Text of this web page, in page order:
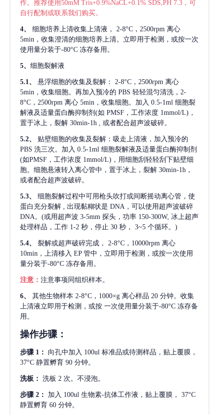
作。推荐使用50mM Tris+0.9%NaCL+0.1% SDS,PH 7.3，可
自行配制或联系我们购买。
4、 细胞培养上清收集上清液，
2-8°C，2500rpm 离心
5min，收集澄清的细胞培养上清。立即用于检测，或按一次
使用量分装于-80°C 冻存备用。
5、 细胞裂解液
5.1、 悬浮细胞的收集及裂解：
2-8°C，2500rpm 离心
5min，收集细胞。再加入预冷的 PBS 轻轻混匀清洗，2-
8°C，2500rpm 离心 5min，收集细胞。加入 0.5-1ml 细胞裂
解液及适量蛋白酶抑制剂(如 PMSF，工作浓度 1mmol/L)，
置于冰上，裂解 30min-1h , 或者配合超声波破碎。
5.2、
贴壁细胞的收集及裂解：吸走上清液，加入预冷的
PBS 洗三次。加入 0.5-1ml 细胞裂解液及适量蛋白酶抑制剂
(如PMSF，工作浓度 1mmol/L)，用细胞刮轻轻刮下贴壁细
胞。细胞悬液转入离心管中，置于冰上，裂解 30min-1h，
或者配合超声波破碎。
5.3、
细胞裂解过程中可用枪头吹打或间断摇动离心管，使
蛋白充分裂解
, 出现黏糊状是 DNA，可以使用超声波破碎
DNA。(或用超声波 3-5mm 探头，功率 150-300W, 冰上超声
处理样品，工作 1-2 秒，停止 30 秒， 3~5 个循环。)
5.4、 裂解或超声破碎完成，
2-8°C，10000rpm 离心
10min，上清移入 EP 管中，立即用于检测，或按一次使用
量分装于-80°C 冻存备用。
注意： 注意事项同组织样本。
6、 其他生物样本 2-8°C，1000×g 离心样品 20 分钟。收集
上清液立即用于检测，或按 一次使用量分装于-80°C 冻存备
用。
操作步骤：
步骤 1： 向孔中加入 100ul 标准品或待测样品，贴上覆膜，
37°C 静置孵育 90 分钟。
洗板： 洗板 2 次。不浸泡。
步骤 2： 加入 100ul 生物素-抗体工作液，贴上覆膜， 37°C
静置孵育 60 分钟。